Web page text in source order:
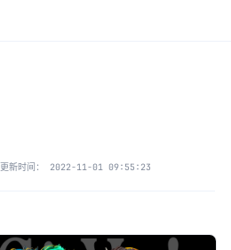
更新时间： 2022-11-01 09:55:23